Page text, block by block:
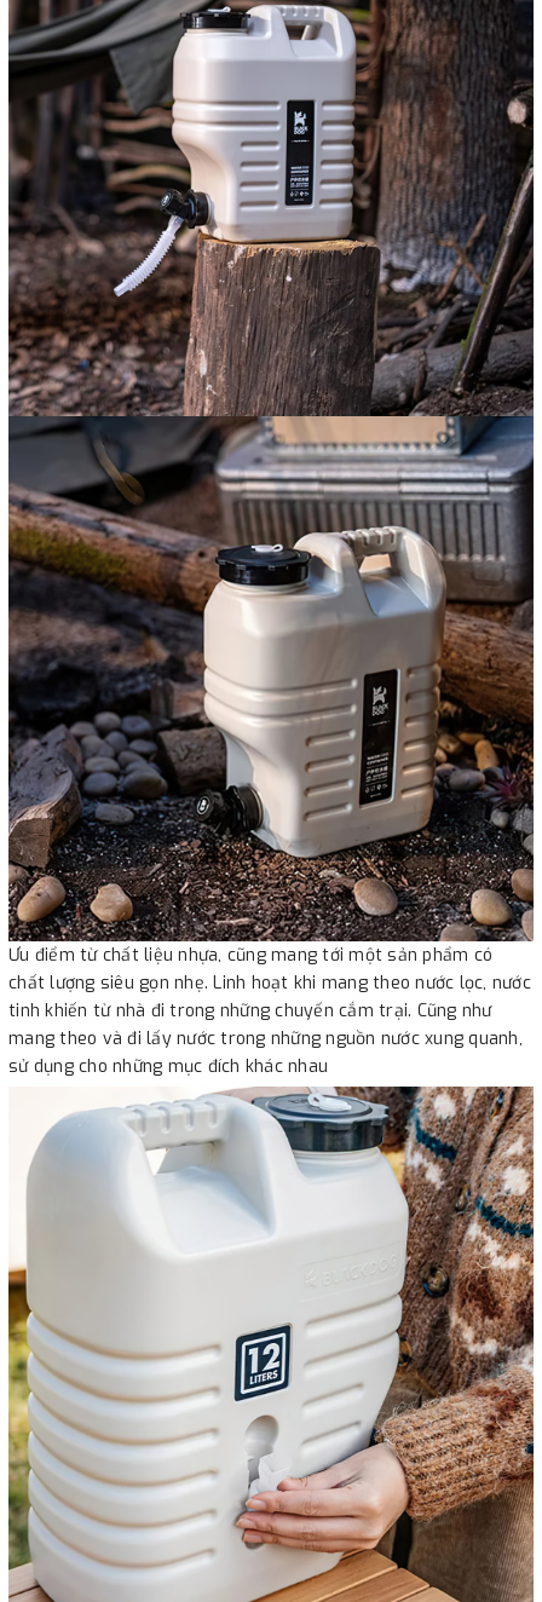
Ưu điểm từ chất liệu nhựa, cũng mang tới một sản phẩm có
chất lượng siêu gọn nhẹ. Linh hoạt khi mang theo nước lọc, nước
tinh khiến từ nhà đi trong những chuyến cắm trại. Cũng như
mang theo và đi lấy nước trong những nguồn nước xung quanh,
sử dụng cho những mục đích khác nhau